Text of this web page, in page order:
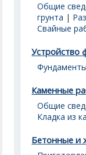
Общие
грунта |
Свайные
Устройство
Фундаменты
Каменные
Общие
Кладка из
Бетонные и